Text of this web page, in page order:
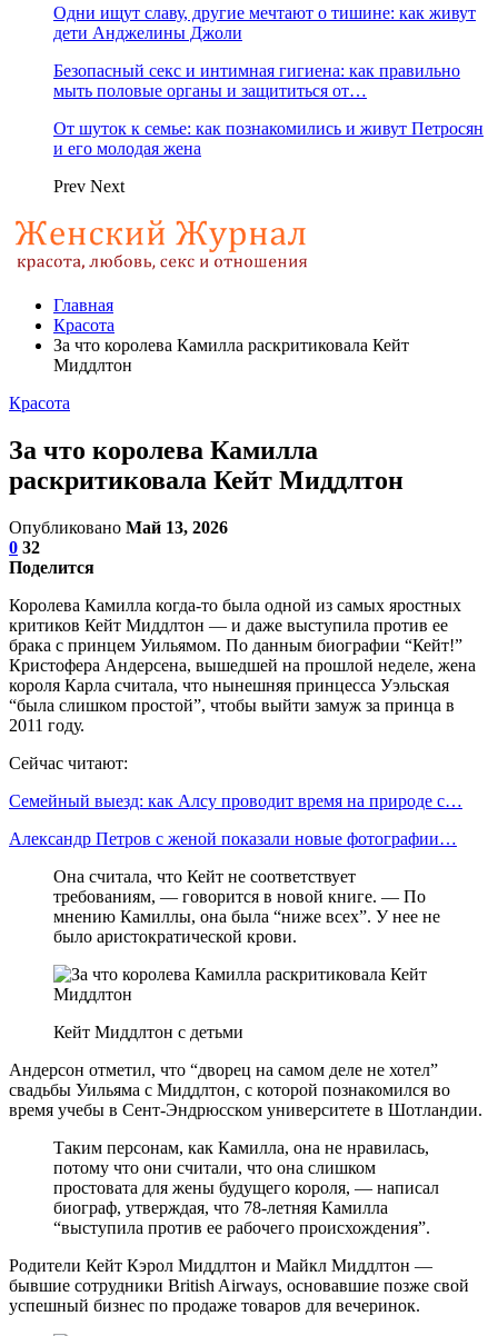
Одни ищут славу, другие мечтают о тишине: как живут
дети Анджелины Джоли
Безопасный секс и интимная гигиена: как правильно
мыть половые органы и защититься от…
От шуток к семье: как познакомились и живут Петросян
и его молодая жена
Prev Next
Главная
Красота
За что королева Камилла раскритиковала Кейт
Миддлтон
Красота
За что королева Камилла
раскритиковала Кейт Миддлтон
Опубликовано Май 13, 2026
0 32
Поделится
Королева Камилла когда-то была одной из самых яростных
критиков Кейт Миддлтон — и даже выступила против ее
брака с принцем Уильямом. По данным биографии “Кейт!”
Кристофера Андерсена, вышедшей на прошлой неделе, жена
короля Карла считала, что нынешняя принцесса Уэльская
“была слишком простой”, чтобы выйти замуж за принца в
2011 году.
Сейчас читают:
Семейный выезд: как Алсу проводит время на природе с…
Александр Петров с женой показали новые фотографии…
Она считала, что Кейт не соответствует
требованиям, — говорится в новой книге. — По
мнению Камиллы, она была “ниже всех”. У нее не
было аристократической крови.
Кейт Миддлтон с детьми
Андерсон отметил, что “дворец на самом деле не хотел”
свадьбы Уильяма с Миддлтон, с которой познакомился во
время учебы в Сент-Эндрюсском университете в Шотландии.
Таким персонам, как Камилла, она не нравилась,
потому что они считали, что она слишком
простовата для жены будущего короля, — написал
биограф, утверждая, что 78-летняя Камилла
“выступила против ее рабочего происхождения”.
Родители Кейт Кэрол Миддлтон и Майкл Миддлтон —
бывшие сотрудники British Airways, основавшие позже свой
успешный бизнес по продаже товаров для вечеринок.